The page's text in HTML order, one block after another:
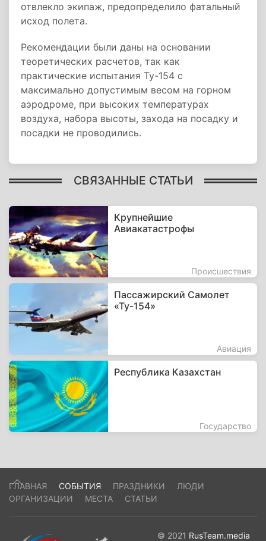
отвлекло экипаж, предопределило фатальный
исход полета.
Рекомендации были даны на основании
теоретических расчетов, так как
практические испытания Ту-154 с
максимально допустимым весом на горном
аэродроме, при высоких температурах
воздуха, набора высоты, захода на посадку и
посадки не проводились.
СВЯЗАННЫЕ СТАТЬИ
Крупнейшие
Авиакатастрофы
Происшествия
Пассажирский Самолет
«Ту-154»
Авиация
Республика Казахстан
Государство
ГЛАВНАЯ СОБЫТИЯ ПРАЗДНИКИ
ЛЮДИ
ОРГАНИЗАЦИИ
МЕСТА СТАТЬИ
© 2021 RusTeam.media